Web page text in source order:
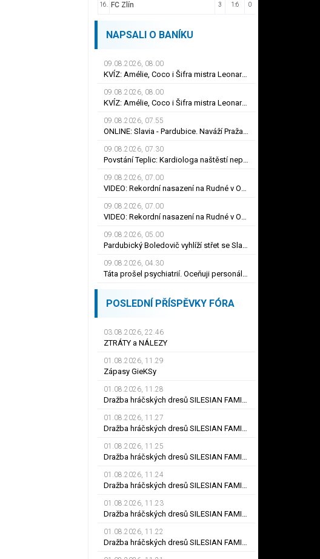
16. FC Zlín 3 1:6 0
NAPSALI O BANÍKU
09.08.2026, 08.00
KVÍZ: Amélie, Coco i Šifra mistra Leonarda. Co víte o Audrey Tautouové?
09.08.2026, 08.00
KVÍZ: Amélie, Coco i Šifra mistra Leonarda. Co víte o Audrey Tautouové?
09.08.2026, 07.55
ONLINE: Slavia - Pardubice. Naváží Pražané na dosavadní jízdu, nebo překvapí Východočeši?
09.08.2026, 07.30
Povstání Teplic: Kardiologa naštěstí nepotřebuji, smál se Frťala. Promluvil o zájmu Plzně
09.08.2026, 07.00
VIDEO: Rekordní nasazení na Rudné v Ostravě. Ve vedrech pracuje až 120 silničářů
09.08.2026, 07.00
VIDEO: Rekordní nasazení na Rudné v Ostravě. Ve vedrech pracuje až 120 silničářů
09.08.2026, 05.00
Pardubický Boledovič vyhlíží střet se Slavií: Je škoda, že to nedokáže postavit na mladých
09.08.2026, 04.30
Táta prošel psychiatrií. Oceňuji personál, výhrady mám k zázemí, říká syn
POSLEDNÍ PŘÍSPĚVKY FÓRA
03.08.2026, 22.46
ZTRÁTY a NÁLEZY
01.08.2026, 11.29
Zápasy GieKSy
01.08.2026, 11.28
Dražba hráčských dresů SILESIAN FAMILY - #25 Robert SADOWSKI
01.08.2026, 11.27
Dražba hráčských dresů SILESIAN FAMILY - #22
01.08.2026, 11.25
Dražba hráčských dresů SILESIAN FAMILY - #6
01.08.2026, 11.24
Dražba hráčských dresů SILESIAN FAMILY - #21 Jiří KLÍMA
01.08.2026, 11.23
Dražba hráčských dresů SILESIAN FAMILY - #19 Dyjan Carlos de AZEVEDO
01.08.2026, 11.22
Dražba hráčských dresů SILESIAN FAMILY - #5 Adam JÁNOŠ